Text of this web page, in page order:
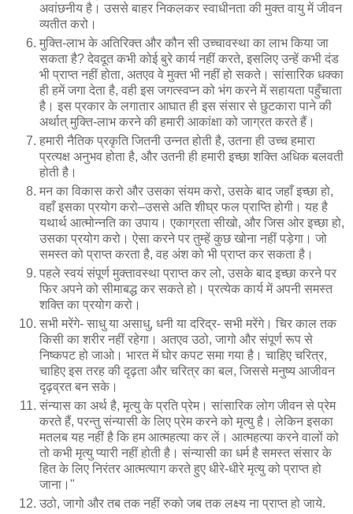
अवांछनीय है। उससे बाहर निकलकर स्वाधीनता की मुक्त वायु में जीवन
व्यतीत करो।
मुक्ति-लाभ के अतिरिक्त और कौन सी उच्चावस्था का लाभ किया जा
सकता है? देवदूत कभी कोई बुरे कार्य नहीं करते, इसलिए उन्हें कभी दंड
भी प्राप्त नहीं होता, अतएव वे मुक्त भी नहीं हो सकते। सांसारिक धक्का
ही हमें जगा देता है, वही इस जगत्स्वप्न को भंग करने में सहायता पहुँचाता
है। इस प्रकार के लगातार आघात ही इस संसार से छुटकारा पाने की
अर्थात् मुक्ति-लाभ करने की हमारी आकांक्षा को जाग्रत करते हैं।
हमारी नैतिक प्रकृति जितनी उन्नत होती है, उतना ही उच्च हमारा
प्रत्यक्ष अनुभव होता है, और उतनी ही हमारी इच्छा शक्ति अधिक बलवती
होती है।
मन का विकास करो और उसका संयम करो, उसके बाद जहाँ इच्छा हो,
वहाँ इसका प्रयोग करो–उससे अति शीघ्र फल प्राप्ति होगी। यह है
यथार्थ आत्मोन्नति का उपाय। एकाग्रता सीखो, और जिस ओर इच्छा हो,
उसका प्रयोग करो। ऐसा करने पर तुम्हें कुछ खोना नहीं पड़ेगा। जो
समस्त को प्राप्त करता है, वह अंश को भी प्राप्त कर सकता है।
पहले स्वयं संपूर्ण मुक्तावस्था प्राप्त कर लो, उसके बाद इच्छा करने पर
फिर अपने को सीमाबद्ध कर सकते हो। प्रत्येक कार्य में अपनी समस्त
शक्ति का प्रयोग करो।
सभी मरेंगे- साधु या असाधु, धनी या दरिद्र- सभी मरेंगे। चिर काल तक
किसी का शरीर नहीं रहेगा। अतएव उठो, जागो और संपूर्ण रूप से
निष्कपट हो जाओ। भारत में घोर कपट समा गया है। चाहिए चरित्र,
चाहिए इस तरह की दृढ़ता और चरित्र का बल, जिससे मनुष्य आजीवन
दृढ़व्रत बन सके।
संन्यास का अर्थ है, मृत्यु के प्रति प्रेम। सांसारिक लोग जीवन से प्रेम
करते हैं, परन्तु संन्यासी के लिए प्रेम करने को मृत्यु है। लेकिन इसका
मतलब यह नहीं है कि हम आत्महत्या कर लें। आत्महत्या करने वालों को
तो कभी मृत्यु प्यारी नहीं होती है। संन्यासी का धर्म है समस्त संसार के
हित के लिए निरंतर आत्मत्याग करते हुए धीरे-धीरे मृत्यु को प्राप्त हो
जाना।"
उठो, जागो और तब तक नहीं रुको जब तक लक्ष्य ना प्राप्त हो जाये.